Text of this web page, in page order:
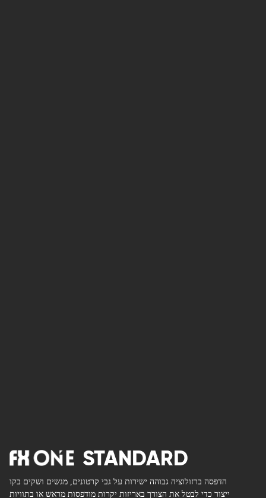
STANDARD
הדפסה ברזולוציה גבוהה ישירות על גבי קרטונים, מגשים ושקים בקו
ייצור כדי לבטל את הצורך באריזות יקרות מודפסות מראש או בתוויות